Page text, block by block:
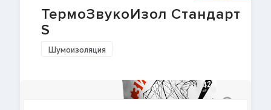
ТермоЗвукоИзол Стандарт
S
Шумоизоляция